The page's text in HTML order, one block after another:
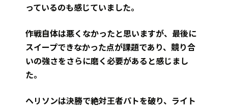
っているのも感じていました。
作戦自体は悪くなかったと思いますが、最後に
スイープできなかった点が課題であり、競り合
いの強さをさらに磨く必要があると感じまし
た。
ヘリソンは決勝で絶対王者パトを破り、ライト